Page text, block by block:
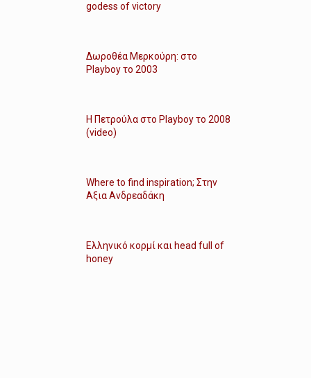
godess of victory
Δωροθέα Μερκούρη: στο
Playboy το 2003
Η Πετρούλα στο Playboy το 2008
(video)
Where to find inspiration; Στην
Αξια Ανδρεαδάκη
Ελληνικό κορμί και head full of
honey